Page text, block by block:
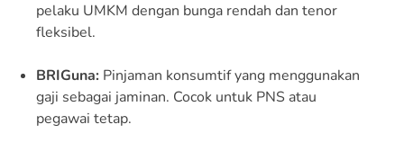
pelaku UMKM dengan bunga rendah dan tenor
fleksibel.
BRIGuna: Pinjaman konsumtif yang menggunakan
gaji sebagai jaminan. Cocok untuk PNS atau
pegawai tetap.